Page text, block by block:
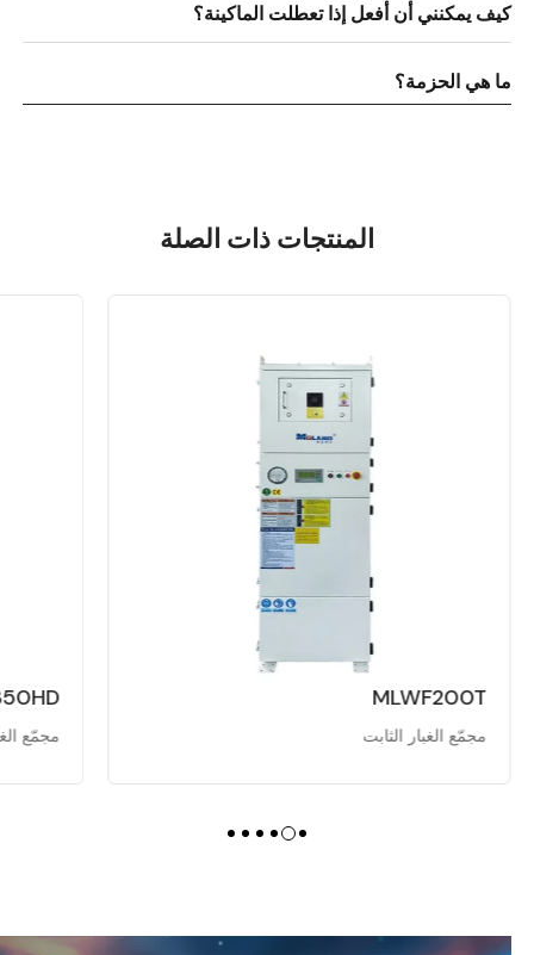
كيف يمكنني أن أفعل إذا تعطلت الماكينة؟
ما هي الحزمة؟
المنتجات ذات الصلة
MLWF350HD
مجمّع الغبار الثابت